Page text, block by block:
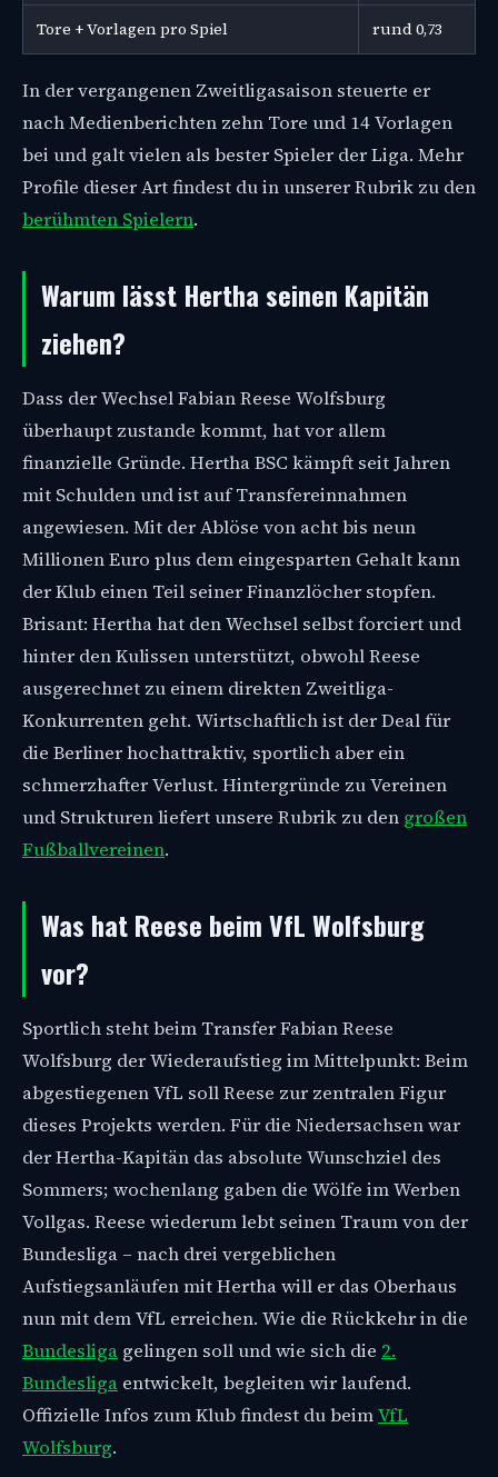
Tore + Vorlagen pro Spiel rund 0,73
In der vergangenen Zweitligasaison steuerte er
nach Medienberichten zehn Tore und 14 Vorlagen
bei und galt vielen als bester Spieler der Liga. Mehr
Profile dieser Art findest du in unserer Rubrik zu den
berühmten Spielern.
Warum lässt Hertha seinen Kapitän
ziehen?
Dass der Wechsel Fabian Reese Wolfsburg
überhaupt zustande kommt, hat vor allem
finanzielle Gründe. Hertha BSC kämpft seit Jahren
mit Schulden und ist auf Transfereinnahmen
angewiesen. Mit der Ablöse von acht bis neun
Millionen Euro plus dem eingesparten Gehalt kann
der Klub einen Teil seiner Finanzlöcher stopfen.
Brisant: Hertha hat den Wechsel selbst forciert und
hinter den Kulissen unterstützt, obwohl Reese
ausgerechnet zu einem direkten Zweitliga-
Konkurrenten geht. Wirtschaftlich ist der Deal für
die Berliner hochattraktiv, sportlich aber ein
schmerzhafter Verlust. Hintergründe zu Vereinen
und Strukturen liefert unsere Rubrik zu den großen
Fußballvereinen.
Was hat Reese beim VfL Wolfsburg
vor?
Sportlich steht beim Transfer Fabian Reese
Wolfsburg der Wiederaufstieg im Mittelpunkt: Beim
abgestiegenen VfL soll Reese zur zentralen Figur
dieses Projekts werden. Für die Niedersachsen war
der Hertha-Kapitän das absolute Wunschziel des
Sommers; wochenlang gaben die Wölfe im Werben
Vollgas. Reese wiederum lebt seinen Traum von der
Bundesliga – nach drei vergeblichen
Aufstiegsanläufen mit Hertha will er das Oberhaus
nun mit dem VfL erreichen. Wie die Rückkehr in die
Bundesliga gelingen soll und wie sich die 2.
Bundesliga entwickelt, begleiten wir laufend.
Offizielle Infos zum Klub findest du beimVfL
Wolfsburg.